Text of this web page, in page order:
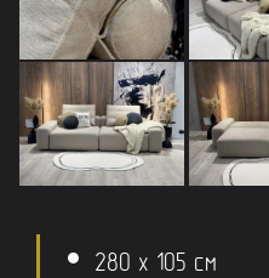
280 x 105 см